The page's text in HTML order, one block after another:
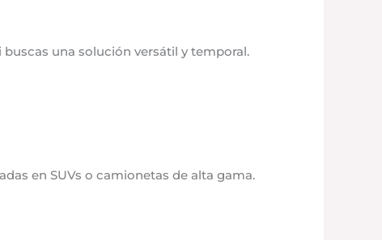
buscas una solución versátil y temporal.
en SUVs o camionetas de alta gama.